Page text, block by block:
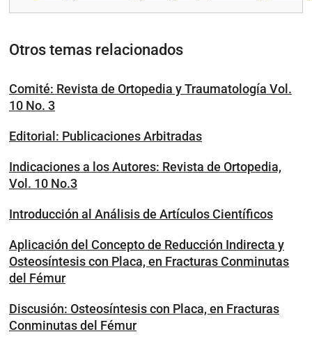
Otros temas relacionados
Comité: Revista de Ortopedia y Traumatología Vol.
10 No. 3
Editorial: Publicaciones Arbitradas
Indicaciones a los Autores: Revista de Ortopedia,
Vol. 10 No.3
Introducción al Análisis de Artículos Científicos
Aplicación del Concepto de Reducción Indirecta y
Osteosíntesis con Placa, en Fracturas Conminutas
del Fémur
Discusión: Osteosíntesis con Placa, en Fracturas
Conminutas del Fémur